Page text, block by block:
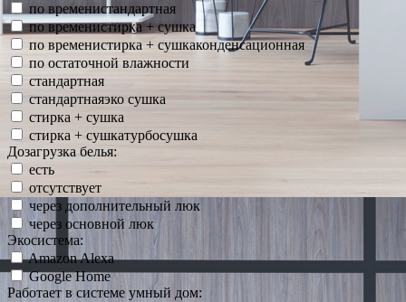
по временистандартная
по временистирка + сушка
по временистирка + сушкаконденсационная
по остаточной влажности
стандартная
стандартнаяэко сушка
стирка + сушка
стирка + сушкатурбосушка
Дозагрузка белья:
есть
отсутствует
через дополнительный люк
через основной люк
Экосистема:
Amazon Alexa
Google Home
Работает в системе умный дом: